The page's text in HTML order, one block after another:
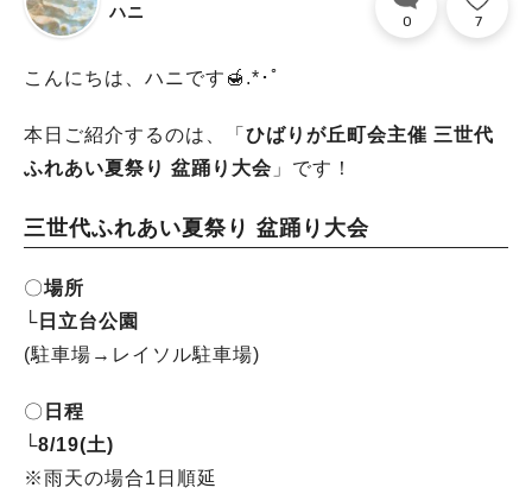
ハニ 0 7
こんにちは、ハニです🍯.*･ﾟ
本日ご紹介するのは、「 ひばりが丘町会主催 三世代
ふれあい夏祭り 盆踊り大会 」です！
三世代ふれあい夏祭り 盆踊り大会
〇場所
└ 日立台公園
(駐車場→レイソル駐車場)
〇 日程
└8/19(土)
※雨天の場合1日順延